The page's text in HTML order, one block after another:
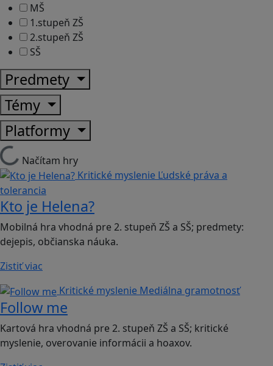
MŠ
1.stupeň ZŠ
2.stupeň ZŠ
SŠ
Predmety
Témy
Platformy
Načítam hry
Kritické myslenie Ľudské práva a
tolerancia
Kto je Helena?
Mobilná hra vhodná pre 2. stupeň ZŠ a SŠ; predmety:
dejepis, občianska náuka.
Zistiť viac
Kritické myslenie Mediálna gramotnosť
Follow me
Kartová hra vhodná pre 2. stupeň ZŠ a SŠ; kritické
myslenie, overovanie informácii a hoaxov.